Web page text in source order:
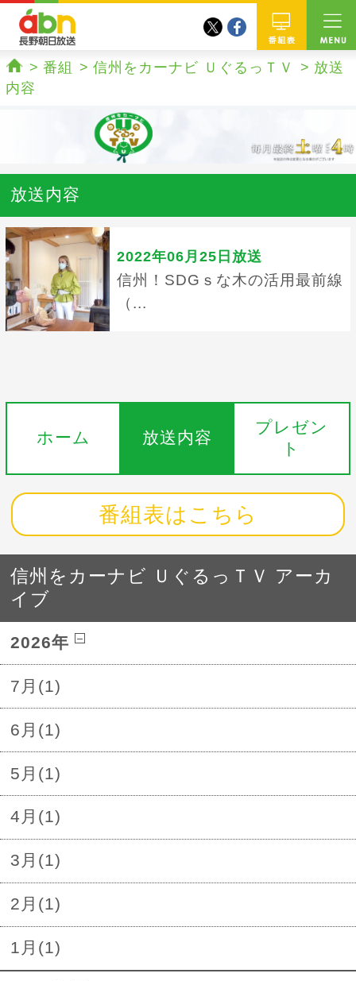
番組
twitterfacebook
ホーム
番組 信州をカーナビ ＵぐるっＴＶ
放送
内容
放送内容
2022年06月25日放送
信州！SDGｓな木の活用最前線
（...
ホーム 放送内容
プレゼン
ト
番組表はこちら
信州をカーナビ ＵぐるっＴＶ アーカ
イブ
2026年
7月(1)
6月(1)
5月(1)
4月(1)
3月(1)
2月(1)
1月(1)